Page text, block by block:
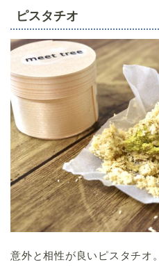
ピスタチオ
意外と相性が良いピスタチオ。